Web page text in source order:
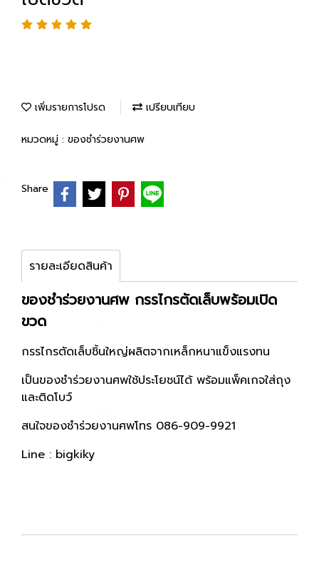
เพิ่มรายการโปรด เปรียบเทียบ
หมวดหมู่ : ของชำร่วยงานศพ
Share
รายละเอียดสินค้า
ของชำร่วยงานศพ กรรไกรตัดเล็บพร้อมเปิด
ขวด
กรรไกรตัดเล็บชิ้นใหญ่ผลิตจากเหล็กหนาแข็งแรงทน
เป็นของชำร่วยงานศพใช้ประโยชน์ได้ พร้อมแพ็คเกจใส่ถุง
และติดโบว์
สนใจของชำร่วยงานศพโทร 086-909-9921
Line : bigkiky